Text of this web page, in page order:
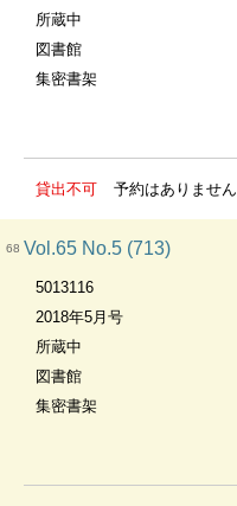
所蔵中
図書館
集密書架
貸出不可 予約はありません
68 Vol.65 No.5 (713)
5013116
2018年5月号
所蔵中
図書館
集密書架